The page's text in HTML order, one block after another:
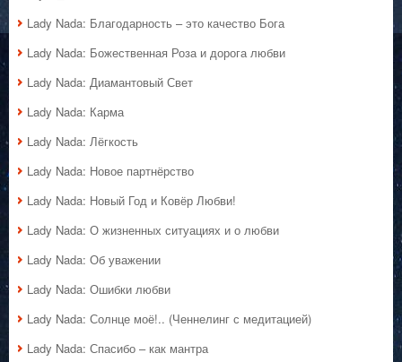
Lady Nada: Благодарность – это качество Бога
Lady Nada: Божественная Роза и дорога любви
Lady Nada: Диамантовый Свет
Lady Nada: Карма
Lady Nada: Лёгкость
Lady Nada: Новое партнёрство
Lady Nada: Новый Год и Ковёр Любви!
Lady Nada: О жизненных ситуациях и о любви
Lady Nada: Об уважении
Lady Nada: Ошибки любви
Lady Nada: Солнце моё!.. (Ченнелинг с медитацией)
Lady Nada: Спасибо – как мантра